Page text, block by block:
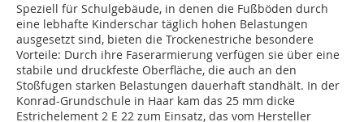
Speziell für Schulgebäude, in denen die Fußböden durch
eine lebhafte Kinderschar täglich hohen Belastungen
ausgesetzt sind, bieten die Trockenestriche besondere
Vorteile: Durch ihre Faserarmierung verfügen sie über eine
stabile und druckfeste Oberfläche, die auch an den
Stoßfugen starken Belastungen dauerhaft standhält. In der
Konrad-Grundschule in Haar kam das 25 mm dicke
Estrichelement 2 E 22 zum Einsatz, das vom Hersteller